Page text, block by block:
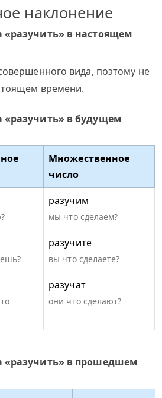
наклонение
«разучить» в настоящем
вида, поэтому не
времени.
«разучить» в будущем
Множественное
число
разучим
мы что сделаем?
разучите
вы что сделаете?
разучат
они что сделают?
«разучить» в прошедшем